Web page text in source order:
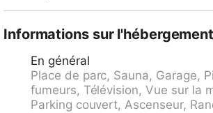
environnée par les arbres et prés. À
dans la verdure, orientée sud-ouest.
jardin propice à la détente, piscine
rectangulaire (disponibilité
11.Oct. et 23.Dec. - 16.Avr.) avec
Douche/WC dans l'espace piscine.
Informations sur l'hébergement
En général
Place de parc, Sauna, Garage,
fumeurs, Télévision, Vue sur la
Parking couvert, Ascenseur,